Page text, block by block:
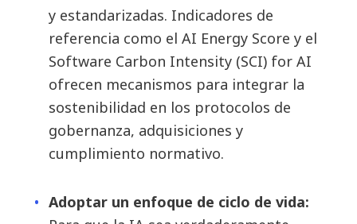
y estandarizadas. Indicadores de
referencia como el AI Energy Score y el
Software Carbon Intensity (SCI) for AI
ofrecen mecanismos para integrar la
sostenibilidad en los protocolos de
gobernanza, adquisiciones y
cumplimiento normativo.
Adoptar un enfoque de ciclo de vida: